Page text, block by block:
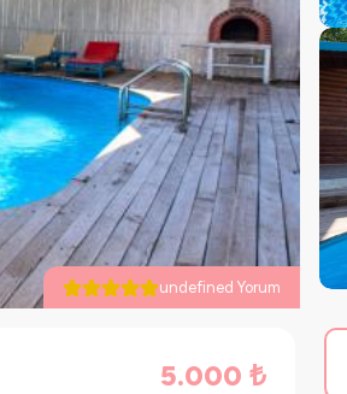
undefined Yorum
5.000 ₺